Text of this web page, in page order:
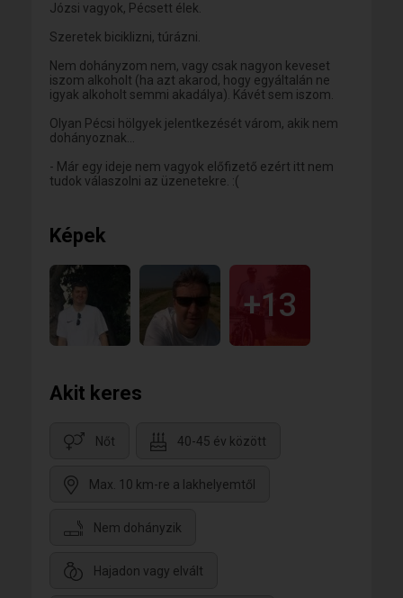
Józsi vagyok, Pécsett élek.
Szeretek biciklizni, túrázni.
Nem dohányzom nem, vagy csak nagyon keveset
iszom alkoholt (ha azt akarod, hogy egyáltalán ne
igyak alkoholt semmi akadálya). Kávét sem iszom.
Olyan Pécsi hölgyek jelentkezését várom, akik nem
dohányoznak...
- Már egy ideje nem vagyok előfizető ezért itt nem
tudok válaszolni az üzenetekre. :(
Képek
+13
Akit keres
Nőt 40-45 év között
Max. 10 km-re a lakhelyemtől
Nem dohányzik
Hajadon vagy elvált